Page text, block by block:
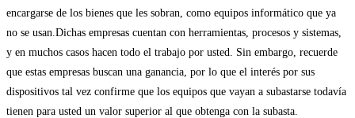
encargarse de los bienes que les sobran, como equipos informático que ya
no se usan.Dichas empresas cuentan con herramientas, procesos y sistemas,
y en muchos casos hacen todo el trabajo por usted. Sin embargo, recuerde
que estas empresas buscan una ganancia, por lo que el interés por sus
dispositivos tal vez confirme que los equipos que vayan a subastarse todavía
tienen para usted un valor superior al que obtenga con la subasta.